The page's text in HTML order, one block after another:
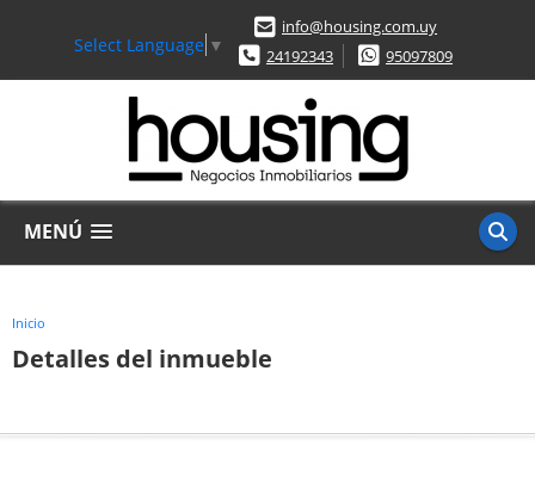
Select Language ▼
info@housing.com.uy
24192343
95097809
MENÚ
Inicio
Detalles del inmueble